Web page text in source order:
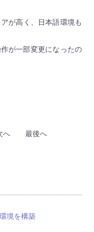
が高く、日本語環境も
が一部変更になったの
へ 最後へ
境を構築